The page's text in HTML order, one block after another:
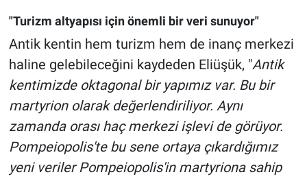
"Turizm altyapısı için önemli bir veri sunuyor"
Antik kentin hem turizm hem de inanç merkezi
haline gelebileceğini kaydeden Eliüşük, "Antik
kentimizde oktagonal bir yapımız var. Bu bir
martyrion olarak değerlendiriliyor. Aynı
zamanda orası haç merkezi işlevi de görüyor.
Pompeiopolis'te bu sene ortaya çıkardığımız
yeni veriler Pompeiopolis'in martyriona sahip